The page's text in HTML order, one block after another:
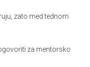
zato med tednom
za mentorsko